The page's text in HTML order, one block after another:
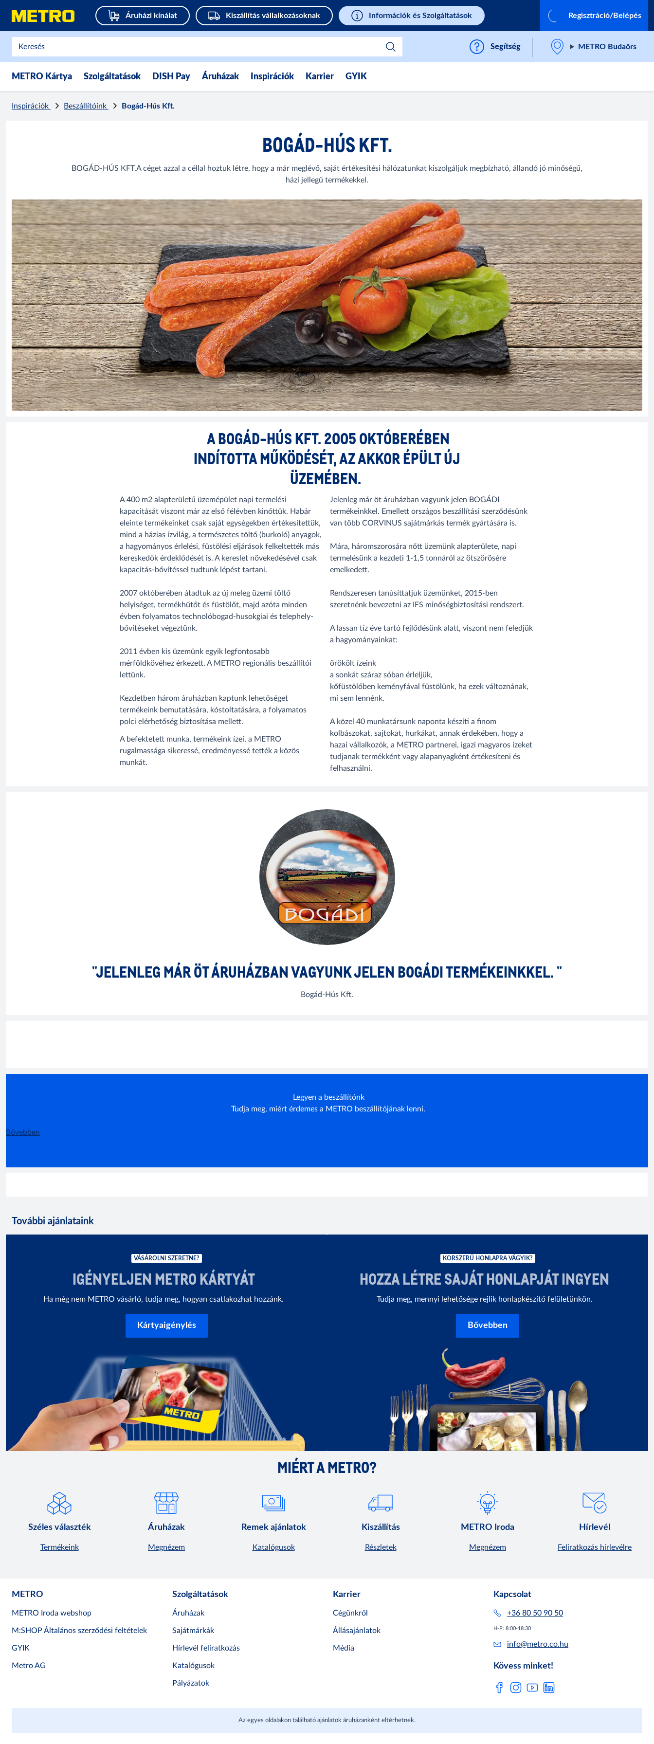
Áruházi kínálat Kiszállítás vállalkozásoknak Információk és Szolgáltatások Regisztráció/Belépés
Segítség METRO Budaörs
METRO Kártya Szolgáltatások DISH Pay Áruházak Inspirációk Karrier GYIK
Inspirációk Beszállítóink Bogád-Hús Kft.
BOGÁD-HÚS KFT.
BOGÁD-HÚS KFT.A céget azzal a céllal hoztuk létre, hogy a már meglévő, saját értékesítési hálózatunkat kiszolgáljuk megbízható, állandó jó minőségű,
házi jellegű termékekkel.
A BOGÁD-HÚS KFT. 2005 OKTÓBERÉBEN
INDÍTOTTA MŰKÖDÉSÉT, AZ AKKOR ÉPÜLT ÚJ
ÜZEMÉBEN.
A 400 m2 alapterületű üzemépület napi termelési
kapacitását viszont már az első félévben kinőttük. Habár
eleinte termékeinket csak saját egységekben értékesítettük,
mind a házias ízvilág, a természetes töltő (burkoló) anyagok,
a hagyományos érlelési, füstölési eljárások felkeltették más
kereskedők érdeklődését is. A kereslet növekedésével csak
kapacitás-bővítéssel tudtunk lépést tartani.
2007 októberében átadtuk az új meleg üzemi töltő
helyiséget, termékhűtőt és füstölőt, majd azóta minden
évben folyamatos technolóbogad-husokgiai és telephely-
bővítéseket végeztünk.
2011 évben kis üzemünk egyik legfontosabb
mérföldkövéhez érkezett. A METRO regionális beszállítói
lettünk.
Kezdetben három áruházban kaptunk lehetőséget
termékeink bemutatására, kóstoltatására, a folyamatos
polci elérhetőség biztosítása mellett.
A befektetett munka, termékeink ízei, a METRO
rugalmassága sikeressé, eredményessé tették a közös
munkát.
Jelenleg már öt áruházban vagyunk jelen BOGÁDI
termékeinkkel. Emellett országos beszállítási szerződésünk
van több CORVINUS sajátmárkás termék gyártására is.
Mára, háromszorosára nőtt üzemünk alapterülete, napi
termelésünk a kezdeti 1-1,5 tonnáról az ötszörösére
emelkedett.
Rendszeresen tanúsíttatjuk üzemünket, 2015-ben
szeretnénk bevezetni az IFS minőségbiztosítási rendszert.
A lassan tíz éve tartó fejlődésünk alatt, viszont nem feledjük
a hagyományainkat:
örökölt ízeink
a sonkát száraz sóban érleljük,
kőfüstölőben keményfával füstölünk, ha ezek változnának,
mi sem lennénk.
A közel 40 munkatársunk naponta készíti a finom
kolbászokat, sajtokat, hurkákat, annak érdekében, hogy a
hazai vállalkozók, a METRO partnerei, igazi magyaros ízeket
tudjanak termékként vagy alapanyagként értékesíteni és
felhasználni.
"JELENLEG MÁR ÖT ÁRUHÁZBAN VAGYUNK JELEN BOGÁDI TERMÉKEINKKEL. "
Bogád-Hús Kft.
Legyen a beszállítónk
Tudja meg, miért érdemes a METRO beszállítójának lenni.
Bővebben
További ajánlataink
VÁSÁROLNI SZERETNE?
IGÉNYELJEN METRO KÁRTYÁT
Ha még nem METRO vásárló, tudja meg, hogyan csatlakozhat hozzánk.
Kártyaigénylés
KORSZERŰ HONLAPRA VÁGYIK?
HOZZA LÉTRE SAJÁT HONLAPJÁT INGYEN
Tudja meg, mennyi lehetősége rejlik honlapkészítő felületünkön.
Bővebben
MIÉRT A METRO?
Széles választék
Termékeink
Áruházak
Megnézem
Remek ajánlatok
Katalógusok
Kiszállítás
Részletek
METRO Iroda
Megnézem
Hírlevél
Feliratkozás hírlevélre
METRO
METRO Iroda webshop
M:SHOP Általános szerződési feltételek
GYIK
Metro AG
Szolgáltatások
Áruházak
Sajátmárkák
Hírlevél feliratkozás
Katalógusok
Pályázatok
Karrier
Cégünkről
Állásajánlatok
Média
Kapcsolat
+36 80 50 90 50
H-P: 8:00-18:30
info@metro.co.hu
Kövess minket!
Az egyes oldalakon található ajánlatok áruházanként eltérhetnek.